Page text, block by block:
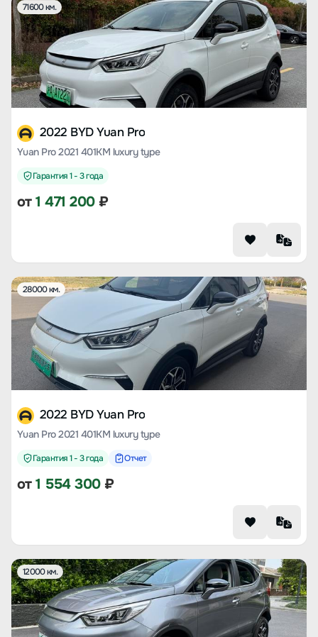
71600 км.
2022 BYD Yuan Pro
Yuan Pro 2021 401KM luxury type
Гарантия 1 - 3 года
от1 471 200₽
28000 км.
2022 BYD Yuan Pro
Yuan Pro 2021 401KM luxury type
Гарантия 1 - 3 года Отчет
от1 554 300₽
12000 км.